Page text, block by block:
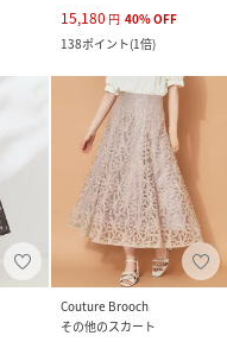
15,180 円 40%OFF
138ポイント(1倍)
Couture Brooch
その他のスカート